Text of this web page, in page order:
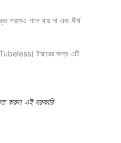
গরমেও গলে যায় না এবং দীর্ঘ
টায়ারের জন্য এটি
করুন এই দরকারি